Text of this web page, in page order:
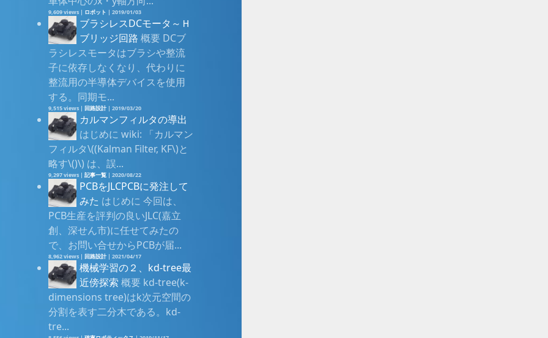
9,609 views | ロボット |2019/01/03
ブラシレスDCモータ～Ｈ
ブリッジ回路 概要 DCブ
ラシレスモータはブラシや整流
子に依存しなくなり、代わりに
整流用の半導体デバイスを使用
する。同期モ...
9,515 views | 回路設計 |2019/03/20
カルマンフィルタの導出
はじめに wiki: 「カルマン
フィルタ\((Kalman Filter, KF\)と
略す\()\) は、誤...
9,297 views |記事一覧 |2020/08/22
PCBをJLCPCBに発注して
みた はじめに 今回は、
PCB生産を評判の良いJLC(嘉立
創、深せん市)に任せてみたの
で、お問い合せからPCBが届...
8,962 views | 回路設計 |2021/04/17
機械学習の２、kd-tree最
近傍探索 概要 kd-tree(k-
dimensions tree)はk次元空間の
分割を表す二分木である。kd-
tre...